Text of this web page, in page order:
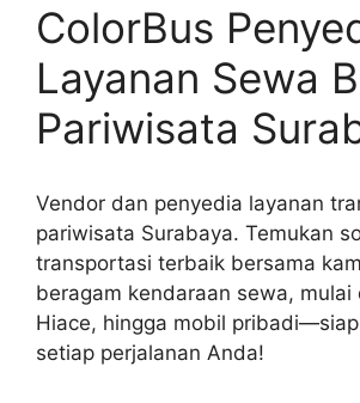
ColorBus
Layanan Sewa
Pariwisata
Vendor dan penyedia layanan
pariwisata Surabaya. Temukan
transportasi terbaik bersama
beragam kendaraan sewa, mulai
Hiace, hingga mobil
setiap perjalanan Anda!